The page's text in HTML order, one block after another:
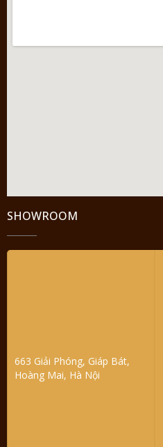
SHOWROOM
663 Giải Phóng, Giáp Bát,
Hoàng Mai, Hà Nội